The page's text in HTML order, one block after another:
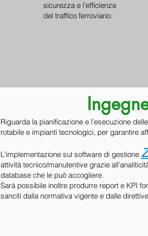
sicurezza e l’efficienza
del traffico ferroviario.
Ingegnerie
​Riguarda la pianificazione e l’esecuzione
rotabile e impianti tecnologici, per garantire
L'implementazione sul software di gestione
attività tecnico/manutentive grazie
database che le può accogliere.
Sarà possibile inoltre produrre report e KPI
sanciti dalla normativa vigente e dalle
PER